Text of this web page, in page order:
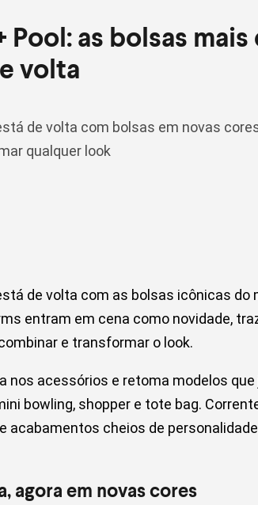
Pool: as bolsas
volta
de volta com bolsas em novas
qualquer look
de volta com as bolsas icônicas do
entram em cena como novidade,
e transformar o look.
nos acessórios e retoma modelos
bowling, shopper e tote bag.
cheios de
agora em novas cores